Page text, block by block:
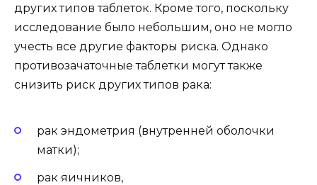
других типов таблеток. Кроме того, поскольку
исследование было небольшим, оно не могло
учесть все другие факторы риска. Однако
противозачаточные таблетки могут также
снизить риск других типов рака:
рак эндометрия (внутренней оболочки
матки);
рак яичников,